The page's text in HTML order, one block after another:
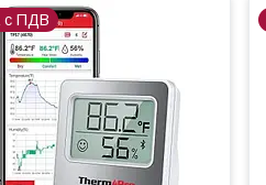
с ПДВ